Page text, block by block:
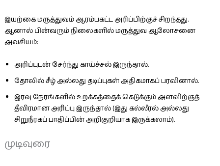
இயற்கை மருத்துவம் ஆரம்பகட்ட அரிப்பிற்குச் சிறந்தது.
ஆனால் பின்வரும் நிலைகளில் மருத்துவ ஆலோசனை
அவசியம்:
அரிப்புடன் சேர்ந்து காய்ச்சல் இருந்தால்.
தோலில் சீழ் அல்லது தடிப்புகள் அதிகமாகப் பரவினால்.
இரவு நேரங்களில் உறக்கத்தைக் கெடுக்கும் அளவிற்குத்
தீவிரமான அரிப்பு இருந்தால் (இது கல்லீரல் அல்லது
சிறுநீரகப் பாதிப்பின் அறிகுறியாக இருக்கலாம்).
முடிவுரை